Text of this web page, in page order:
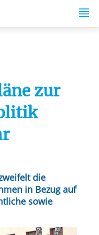
zur
die
in Bezug auf
sowie